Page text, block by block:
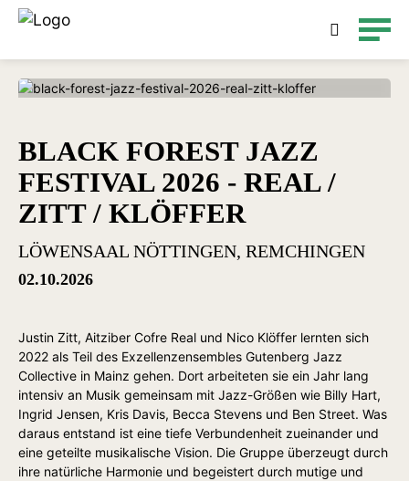
BLACK FOREST JAZZ
FESTIVAL 2026 - REAL /
ZITT / KLÖFFER
LÖWENSAAL NÖTTINGEN, REMCHINGEN
02.10.2026
Justin Zitt, Aitziber Cofre Real und Nico Klöffer lernten sich
2022 als Teil des Exzellenzensembles Gutenberg Jazz
Collective in Mainz gehen. Dort arbeiteten sie ein Jahr lang
intensiv an Musik gemeinsam mit Jazz-Größen wie Billy Hart,
Ingrid Jensen, Kris Davis, Becca Stevens und Ben Street. Was
daraus entstand ist eine tiefe Verbundenheit zueinander und
eine geteilte musikalische Vision. Die Gruppe überzeugt durch
ihre natürliche Harmonie und begeistert durch mutige und